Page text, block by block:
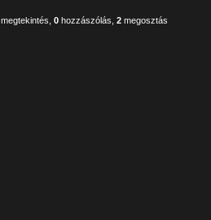
megtekintés ,0 hozzászólás ,2 megosztás